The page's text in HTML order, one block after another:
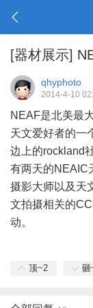
[器材展示]
qhyphoto
2014-4-10
NEAF是北美最
天文爱好者的一
边上的rockland
有两天的NEAIC
摄影大师以及天
文拍摄相关的
动。
顶~2 砸